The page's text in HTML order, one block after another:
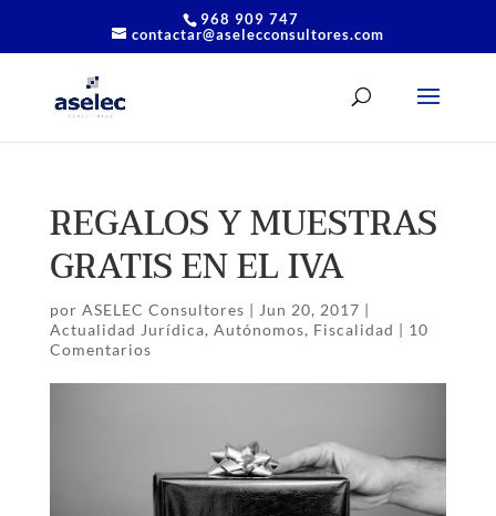
968 909 747
contactar@aselecconsultores.com
REGALOS Y MUESTRAS
GRATIS EN EL IVA
por ASELEC Consultores | Jun 20, 2017 |
Actualidad Jurídica, Autónomos, Fiscalidad | 10
Comentarios